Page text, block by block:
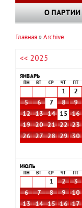
О ПАРТИИ
навигации
Главная Archive
<< 2025
ЯНВАРЬ
ПН ВТ СР ЧТ
1 2
5
6 7 8 9
12
13 14 15 16
19
20 21 22 23
26
27 28 29 30
ИЮЛЬ
ПН ВТ СР ЧТ
1 2 3
6
7 8 9 10
13
14 15 16 17